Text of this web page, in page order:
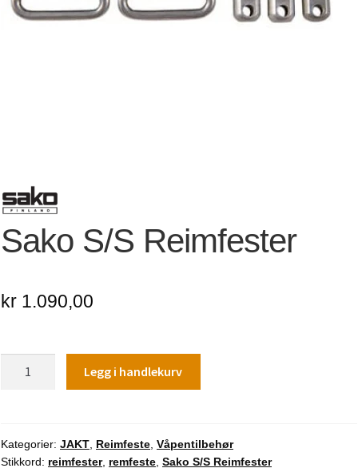
Sako S/S Reimfester
kr 1.090,00
Legg i handlekurv
Kategorier: JAKT Reimfeste Våpentilbehør
Stikkord: reimfester, remfeste Sako S/S Reimfester